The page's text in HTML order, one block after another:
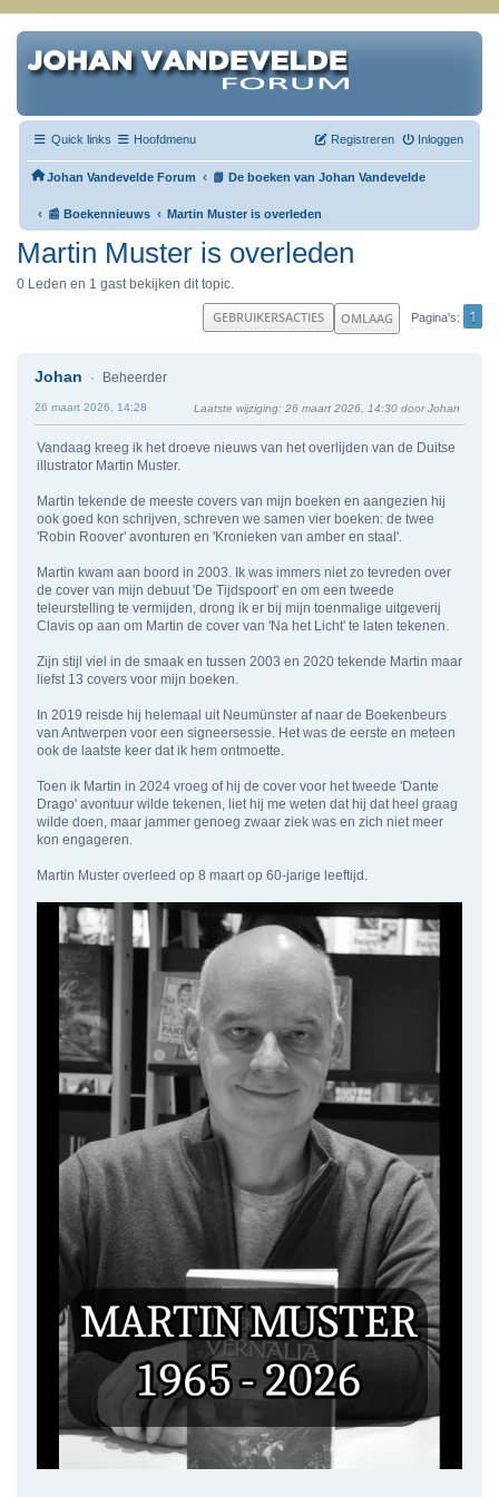
Quick links Hoofdmenu Inloggen
Registreren
Johan Vandevelde Forum ‹ 📗 De boeken van Johan Vandevelde
‹ 📰 Boekennieuws ‹ Martin Muster is overleden
Martin Muster is overleden
0 Leden en 1 gast bekijken dit topic.
OMLAAG Pagina's 1
GEBRUIKERSACTIES
Johan Beheerder
26 maart 2026, 14:28 Laatste wijziging: 26 maart 2026, 14:30 door Johan
Vandaag kreeg ik het droeve nieuws van het overlijden van de Duitse
illustrator Martin Muster.
Martin tekende de meeste covers van mijn boeken en aangezien hij
ook goed kon schrijven, schreven we samen vier boeken: de twee
'Robin Roover' avonturen en 'Kronieken van amber en staal'.
Martin kwam aan boord in 2003. Ik was immers niet zo tevreden over
de cover van mijn debuut 'De Tijdspoort' en om een tweede
teleurstelling te vermijden, drong ik er bij mijn toenmalige uitgeverij
Clavis op aan om Martin de cover van 'Na het Licht' te laten tekenen.
Zijn stijl viel in de smaak en tussen 2003 en 2020 tekende Martin maar
liefst 13 covers voor mijn boeken.
In 2019 reisde hij helemaal uit Neumünster af naar de Boekenbeurs
van Antwerpen voor een signeersessie. Het was de eerste en meteen
ook de laatste keer dat ik hem ontmoette.
Toen ik Martin in 2024 vroeg of hij de cover voor het tweede 'Dante
Drago' avontuur wilde tekenen, liet hij me weten dat hij dat heel graag
wilde doen, maar jammer genoeg zwaar ziek was en zich niet meer
kon engageren.
Martin Muster overleed op 8 maart op 60-jarige leeftijd.